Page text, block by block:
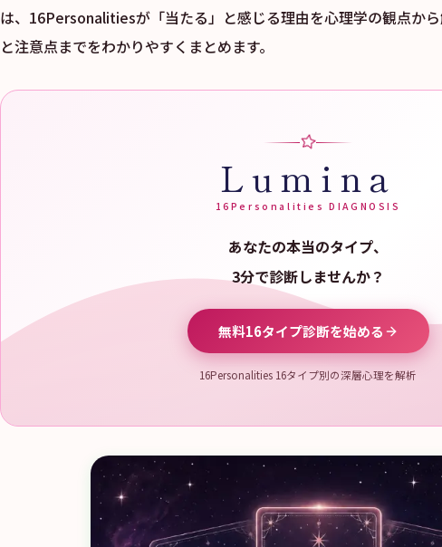
は、16Personalitiesが「当たる」と感じる理由を心理学の観点か
と注意点までをわかりやすくまとめます。
Lumina
16Personalities DIAGNOSIS
あなたの本当のタイプ、
3分で診断しませんか？
無料16タイプ診断を始める
16Personalities 16タイプ別の深層心理を解析